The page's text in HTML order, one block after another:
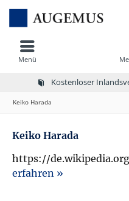
Kostenloser
Menü
Keiko Harada
Keiko Harada
https://
erfahren »